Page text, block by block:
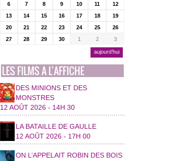
6
7 8 9 10 11
12
13
14 15 16 17 18
19
20
21 22 23 24 25
26
27
28 29 30 1 2 3
aujourd’hui
LES FILMS A L’AFFICHE
DES MINIONS ET DES
MONSTRES
12 AOÛT 2026 - 14H 30
LA BATAILLE DE GAULLE
12 AOÛT 2026 - 17H 00
ON L’APPELAIT ROBIN DES BOIS